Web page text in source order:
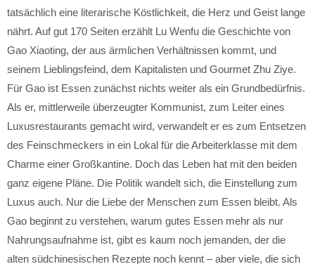
tatsächlich eine literarische Köstlichkeit, die Herz und Geist lange
nährt. Auf gut 170 Seiten erzählt Lu Wenfu die Geschichte von
Gao Xiaoting, der aus ärmlichen Verhältnissen kommt, und
seinem Lieblingsfeind, dem Kapitalisten und Gourmet Zhu Ziye.
Für Gao ist Essen zunächst nichts weiter als ein Grundbedürfnis.
Als er, mittlerweile überzeugter Kommunist, zum Leiter eines
Luxusrestaurants gemacht wird, verwandelt er es zum Entsetzen
des Feinschmeckers in ein Lokal für die Arbeiterklasse mit dem
Charme einer Großkantine. Doch das Leben hat mit den beiden
ganz eigene Pläne. Die Politik wandelt sich, die Einstellung zum
Luxus auch. Nur die Liebe der Menschen zum Essen bleibt. Als
Gao beginnt zu verstehen, warum gutes Essen mehr als nur
Nahrungsaufnahme ist, gibt es kaum noch jemanden, der die
alten südchinesischen Rezepte noch kennt – aber viele, die sich